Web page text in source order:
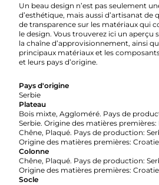
Un beau design n’est pas seulement
d’esthétique, mais aussi d’artisanat de
de transparence sur les matériaux qui
le design. Vous trouverez ici un aperçu
la chaîne d’approvisionnement, ainsi
principaux matériaux et les
et leurs pays d’origine.
Pays d'origine
Serbie
Plateau
Bois mixte, Aggloméré. Pays de
Serbie. Origine des matières premières:
Chêne, Plaqué. Pays de production:
Origine des matières premières:
Colonne
Chêne, Plaqué. Pays de production:
Origine des matières premières:
Socle